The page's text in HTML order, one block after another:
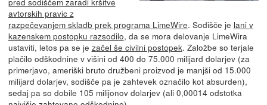
avtorskih pravic z
razpečevanjem skladb prek programa LimeWire. Sodišče je lani v
kazenskem postopku razsodilo, da se mora delovanje LimeWira
ustaviti, letos pa se je začel še civilni postopek. Založbe so terjale
plačilo odškodnine v višini od 400 do 75.000 milijard dolarjev (za
primerjavo, ameriški bruto družbeni proizvod je manjši od 15.000
milijard dolarjev, sodišče pa je zahtevek označilo kot absurden),
sedaj pa so dobile 105 milijonov dolarjev (ali 0,00014 odstotka